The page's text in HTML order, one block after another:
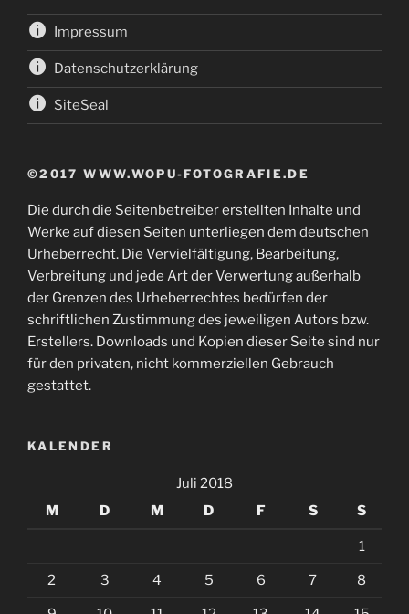
Impressum
Datenschutzerklärung
SiteSeal
©2017 WWW.WOPU-FOTOGRAFIE.DE
Die durch die Seitenbetreiber erstellten Inhalte und
Werke auf diesen Seiten unterliegen dem deutschen
Urheberrecht. Die Vervielfältigung, Bearbeitung,
Verbreitung und jede Art der Verwertung außerhalb
der Grenzen des Urheberrechtes bedürfen der
schriftlichen Zustimmung des jeweiligen Autors bzw.
Erstellers. Downloads und Kopien dieser Seite sind nur
für den privaten, nicht kommerziellen Gebrauch
gestattet.
KALENDER
Juli 2018
M
D M D F S S
1
2 3 4 5 6 7 8